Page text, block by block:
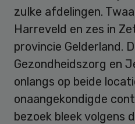
zulke afdelingen.
Harreveld en zes in
provincie Gelderland.
Gezondheidszorg en
onlangs op beide
onaangekondigde
bezoek bleek volgens